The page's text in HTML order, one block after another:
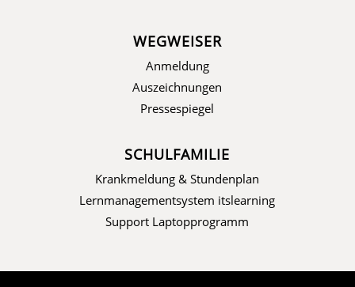
WEGWEISER
Anmeldung
Auszeichnungen
Pressespiegel
SCHULFAMILIE
Krankmeldung & Stundenplan
Lernmanagementsystem itslearning
Support Laptopprogramm